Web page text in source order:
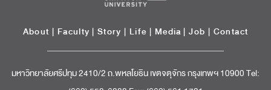
About | Faculty | Story | Life | Media |Job | Contact
มหาวิทยาลัยศรีปทุม 2410/2 ถ.พหลโยธิน เขตจตุจักร กรุงเทพฯ 10900 Tel: